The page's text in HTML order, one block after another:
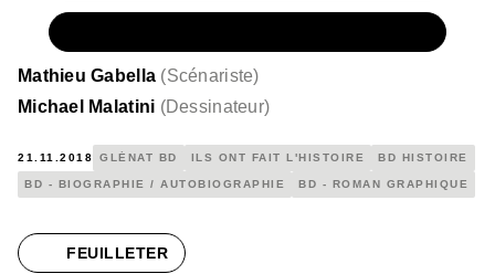
Mathieu Gabella (Scénariste)
Michael Malatini (Dessinateur)
21.11.2018 GLÉNAT BD ILS ONT FAIT L'HISTOIRE BD HISTOIRE
BD - BIOGRAPHIE / AUTOBIOGRAPHIE BD - ROMAN GRAPHIQUE
FEUILLETER